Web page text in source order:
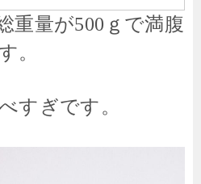
重量が500 ｇで満腹
。
すぎです。